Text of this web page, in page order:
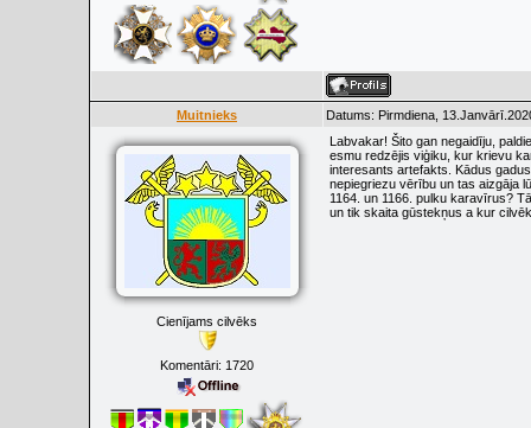
Muitnieks Datums: Pirmdiena,
Cienījams cilvēks
Komentāri: 1720
Labvakar! Šito gan negaidīju,
esmu redzējis viģiku, kur krievu
interesants artefakts. Kādus
nepiegriezu vērību un tas aizgāja
1164. un 1166. pulku karavīrus?
un tik skaita gūstekņus a kur